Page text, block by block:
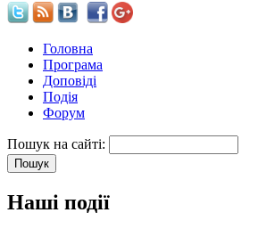
Головна
Програма
Доповіді
Подія
Форум
Пошук на сайті:
Наші події